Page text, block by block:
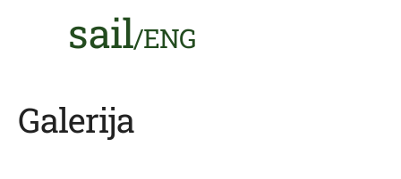
sail/ENG
Galerija